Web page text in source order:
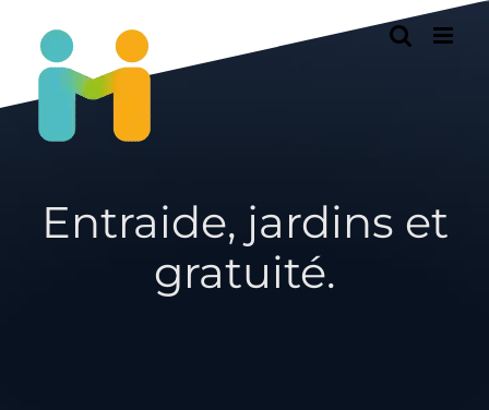
contenu
Entraide, jardins et
gratuité.